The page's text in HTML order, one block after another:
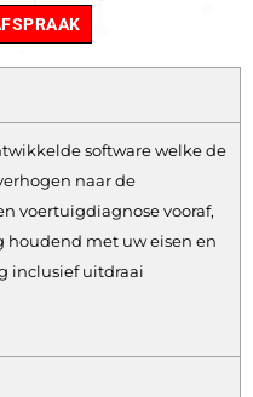
software welke de
naar de
voertuigdiagnose vooraf,
met uw eisen en
inclusief uitdraai